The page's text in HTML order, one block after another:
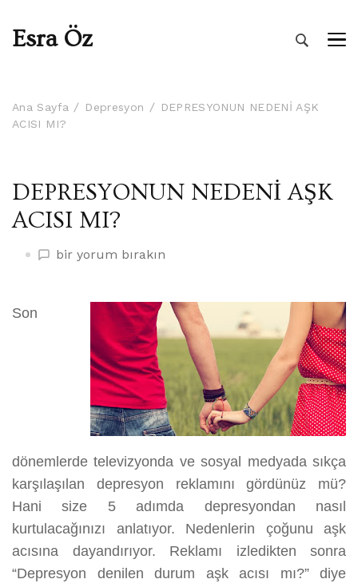
Esra Öz
Ana Sayfa Depresyon
DEPRESYONUN NEDENİ AŞK
ACISI MI?
DEPRESYONUN NEDENİ AŞK
ACISI MI?
DEPRESYONUN
üzerine
bir yorum bırakın
Son
dönemlerde televizyonda ve sosyal medyada sıkça
karşılaşılan depresyon reklamını gördünüz mü?
Hani size 5 adımda depresyondan nasıl
kurtulacağınızı anlatıyor. Nedenlerin çoğunu aşk
acısına dayandırıyor. Reklamı izledikten sonra
“Depresyon denilen durum aşk acısı mı?” diye